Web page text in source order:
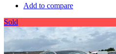
Add to compare
Sold